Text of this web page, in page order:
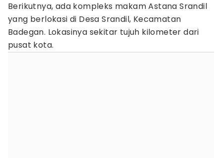
Berikutnya, ada kompleks makam Astana Srandil
yang berlokasi di Desa Srandil, Kecamatan
Badegan. Lokasinya sekitar tujuh kilometer dari
pusat kota.